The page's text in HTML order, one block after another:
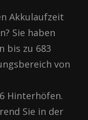
Akkulaufzeit
Sie haben
bis zu 683
von
Hinterhöfen.
Sie in der